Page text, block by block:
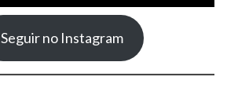
Seguir no Instagram